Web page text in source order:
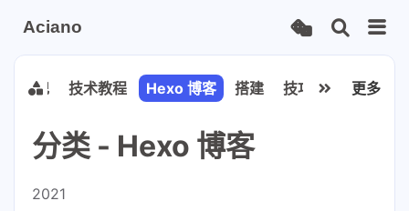
Aciano
习笔记 技术教程 Hexo 博客 搭建 技巧 人工智能
更多
分类 - Hexo 博客
2021